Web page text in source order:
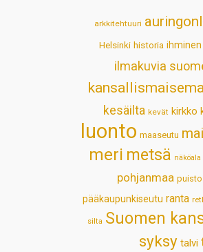
arkkitehtuuri
Helsinki historia ihminen
ilmakuvia
kesäilta kevät kirkko
luonto maaseutu
meri metsä näköala
pohjanmaa puisto
pääkaupunkiseutu ranta
silta Suomen
syksy talvi